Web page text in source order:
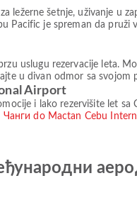
ležerne šetnje, uživanje
Pacific je spreman da
uslugu rezervacije leta.
u divan odmor sa svojom
Airport
i lako rezervišite let
do Mactan Cebu